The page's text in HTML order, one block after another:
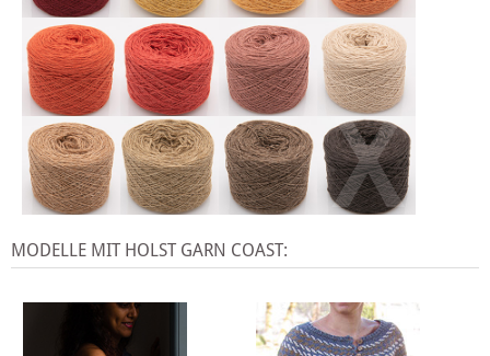
X
MODELLE MIT HOLST GARN COAST: